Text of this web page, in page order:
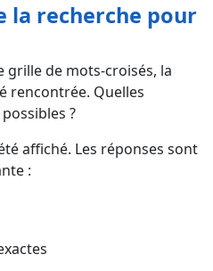
la recherche pour
grille de mots-croisés, la
rencontrée. Quelles
?
affiché. Les réponses sont
: